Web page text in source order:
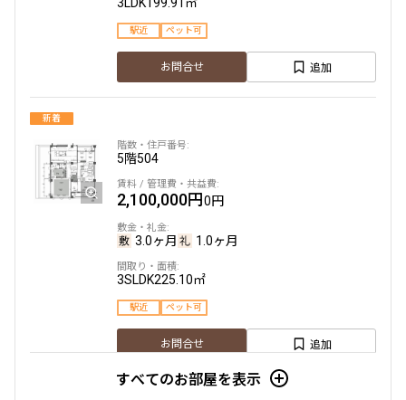
3LDK199.91㎡
駅近 ペット可
お問合せ 追加
新着
5階504
2,100,000円0円
3.0ヶ月 1.0ヶ月
3SLDK225.10㎡
駅近 ペット可
お問合せ 追加
すべてのお部屋を表示